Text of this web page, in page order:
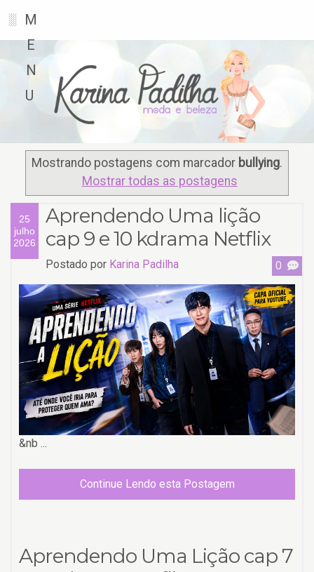
░
M
E
N
U
Mostrando postagens com marcador bullying.
Mostrar todas as postagens
25
julho
2026
Aprendendo Uma lição
cap 9 e 10 kdrama Netflix
Postado por Karina Padilha 0
&nb ...
Continue Lendo esta Postagem
Aprendendo Uma Lição cap 7